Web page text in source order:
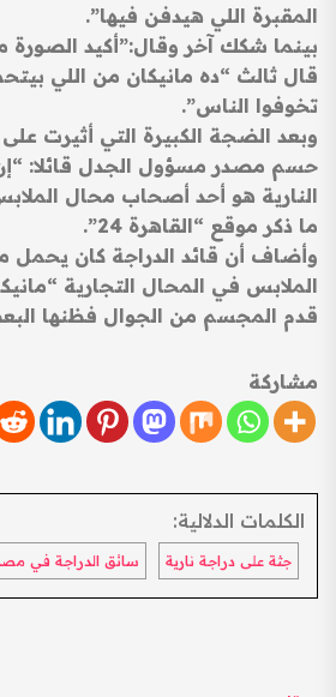
المقبرة اللي هيدفن فيها”.
بينما شكك آخر وقال:”أكيد
قال ثالث “ده مانيكان من اللي
تخوفوا الناس”.
وبعد الضجة الكبيرة التي أثيرت
حسم مصدر مسؤول الجدل قائلا:
النارية هو أحد أصحاب محال
ما ذكر موقع “القاهرة 24”.
وأضاف أن قائد الدراجة كان
الملابس في المحال التجارية
قدم المجسم من الجوال فظنها
مشاركة
الكلمات الدلالية:
جثة على دراجة نارية سائق الدراجة في